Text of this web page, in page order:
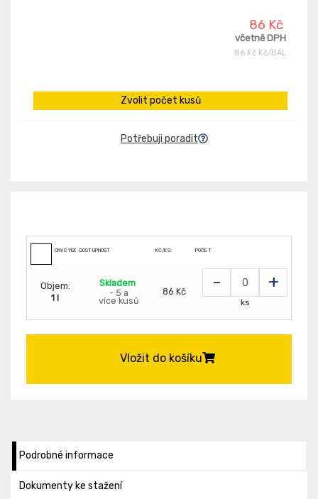
86 Kč
včetně DPH
86 Kč Kč/BAL
Zvolit počet kusů
Potřebuji poradit
CNVC112010099DOSTUPNOST KČ/KS: POČET
Objem:
1 l
Skladem
- 5 a
více kusů
86 Kč - +
ks
Vložit do košíku
Podrobné informace
Dokumenty ke stažení